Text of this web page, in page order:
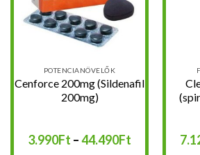
POTENCIANÖVELŐK
Cenforce 200mg (Sildenafil
200mg)
3.990Ft –44.490Ft